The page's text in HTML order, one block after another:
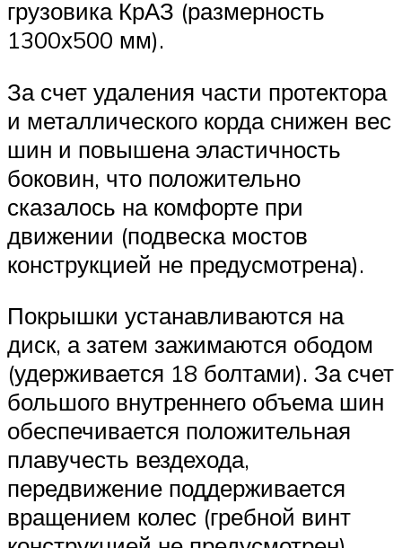
грузовика КрАЗ (размерность
1300х500 мм).
За счет удаления части протектора
и металлического корда снижен вес
шин и повышена эластичность
боковин, что положительно
сказалось на комфорте при
движении (подвеска мостов
конструкцией не предусмотрена).
Покрышки устанавливаются на
диск, а затем зажимаются ободом
(удерживается 18 болтами). За счет
большого внутреннего объема шин
обеспечивается положительная
плавучесть вездехода,
передвижение поддерживается
вращением колес (гребной винт